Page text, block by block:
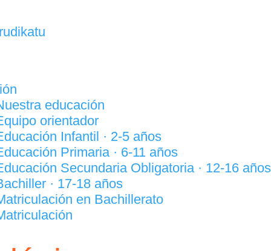
educación
orientador
Infantil · 2-5 años
Primaria · 6-11 años
Secundaria Obligatoria · 12-16 años
· 17-18 años
en Bachillerato